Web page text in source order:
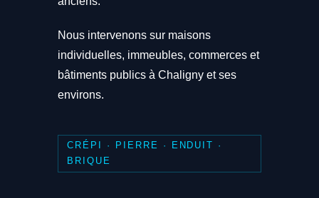
Nous intervenons sur maisons
individuelles, immeubles, commerces et
bâtiments publics à Chaligny et ses
environs.
CRÉPI · PIERRE · ENDUIT ·
BRIQUE